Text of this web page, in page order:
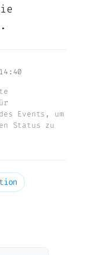
Events, um
Status zu